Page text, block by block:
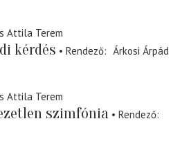
Attila Terem
kérdés Rendező
Árkosi Árpád
Attila Terem
szimfónia
Rendező